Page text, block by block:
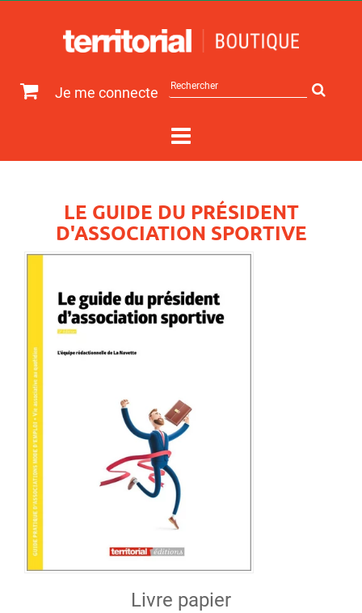
Je me connecte
sur
LE GUIDE DU PRÉSIDENT
D'ASSOCIATION SPORTIVE
Livre papier